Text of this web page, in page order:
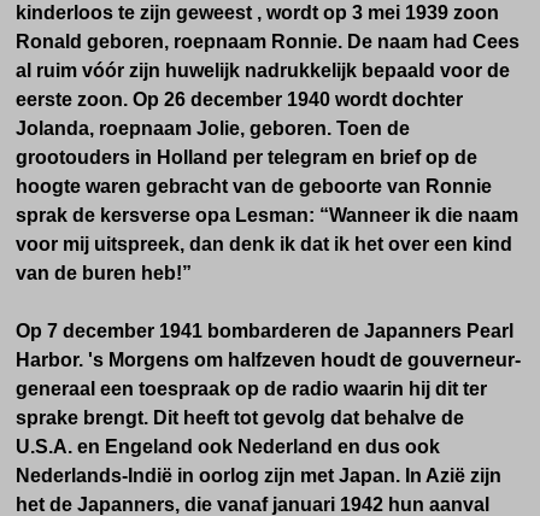
kinderloos te zijn geweest , wordt op 3 mei 1939 zoon
Ronald geboren, roepnaam Ronnie. De naam had Cees
al ruim vóór zijn huwelijk nadrukkelijk bepaald voor de
eerste zoon. Op 26 december 1940 wordt dochter
Jolanda, roepnaam Jolie, geboren. Toen de
grootouders in Holland per telegram en brief op de
hoogte waren gebracht van de geboorte van Ronnie
sprak de kersverse opa Lesman: “Wanneer ik die naam
voor mij uitspreek, dan denk ik dat ik het over een kind
van de buren heb!”
Op 7 december 1941 bombarderen de Japanners Pearl
Harbor. 's Morgens om halfzeven houdt de gouverneur-
generaal een toespraak op de radio waarin hij dit ter
sprake brengt. Dit heeft tot gevolg dat behalve de
U.S.A. en Engeland ook Nederland en dus ook
Nederlands-Indië in oorlog zijn met Japan. In Azië zijn
het de Japanners, die vanaf januari 1942 hun aanval